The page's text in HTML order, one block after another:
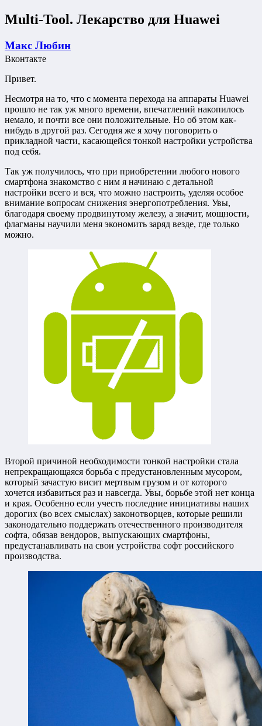
Multi-Tool. Лекарство для Huawei
Макс Любин
Вконтакте
Привет.
Несмотря на то, что с момента перехода на аппараты Huawei
прошло не так уж много времени, впечатлений накопилось
немало, и почти все они положительные. Но об этом как-
нибудь в другой раз. Сегодня же я хочу поговорить о
прикладной части, касающейся тонкой настройки устройства
под себя.
Так уж получилось, что при приобретении любого нового
смартфона знакомство с ним я начинаю с детальной
настройки всего и вся, что можно настроить, уделяя особое
внимание вопросам снижения энергопотребления. Увы,
благодаря своему продвинутому железу, а значит, мощности,
флагманы научили меня экономить заряд везде, где только
можно.
Второй причиной необходимости тонкой настройки стала
непрекращающаяся борьба с предустановленным мусором,
который зачастую висит мертвым грузом и от которого
хочется избавиться раз и навсегда. Увы, борьбе этой нет конца
и края. Особенно если учесть последние инициативы наших
дорогих (во всех смыслах) законотворцев, которые решили
законодательно поддержать отечественного производителя
софта, обязав вендоров, выпускающих смартфоны,
предустанавливать на свои устройства софт российского
производства.